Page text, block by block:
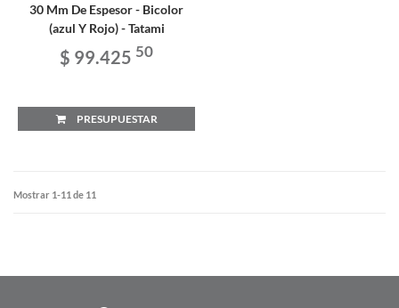
30 Mm De Espesor - Bicolor
(azul Y Rojo) - Tatami
$ 99.425 50
PRESUPUESTAR
Mostrar 1-11 de 11